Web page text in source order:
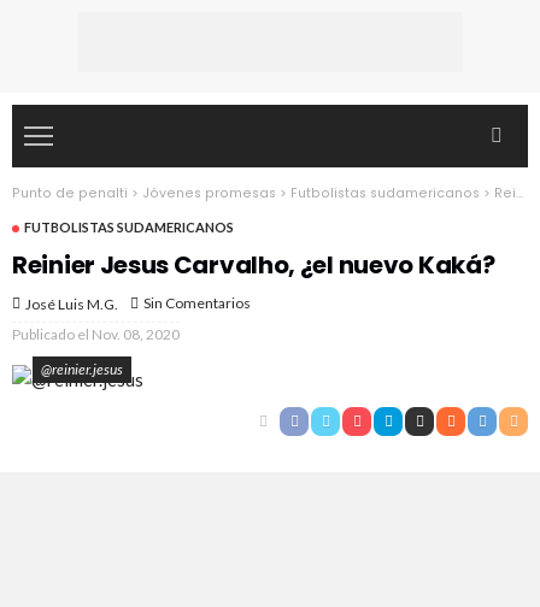
Punto de penalti > Jóvenes promesas > Futbolistas sudamericanos > Reinier Jesus Carvalho, ¿el nuevo Kaká?
FUTBOLISTAS SUDAMERICANOS
Reinier Jesus Carvalho, ¿el nuevo Kaká?
José Luis M.G.
Sin Comentarios
Publicado el Nov. 08, 2020
@reinier.jesus